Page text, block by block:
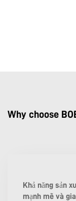
Why choose
Khả năng sản
mạnh mẽ và